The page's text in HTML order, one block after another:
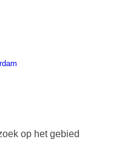
op het gebied